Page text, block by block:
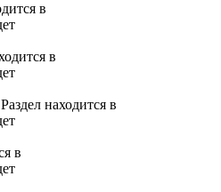
в
в
Раздел находится в
в